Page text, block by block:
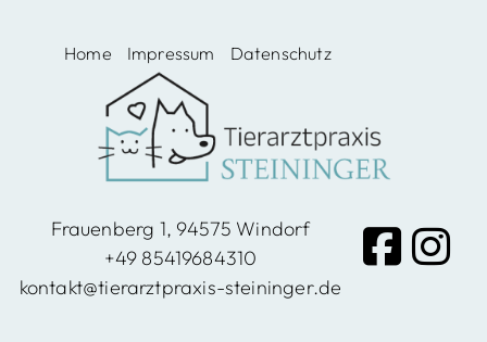
Home Impressum Datenschutz
Frauenberg 1, 94575 Windorf
+49 85419684310
kontakt@tierarztpraxis-steininger.de